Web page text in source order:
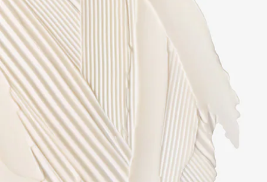
Liquid Envy
חדש!חדש!